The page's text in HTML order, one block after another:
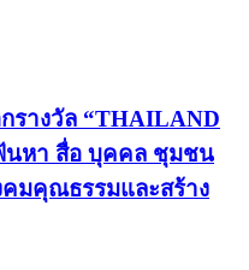
รางวัล “THAILAND
นหา สื่อ บุคคล ชุมชน
มคุณธรรมและสร้าง